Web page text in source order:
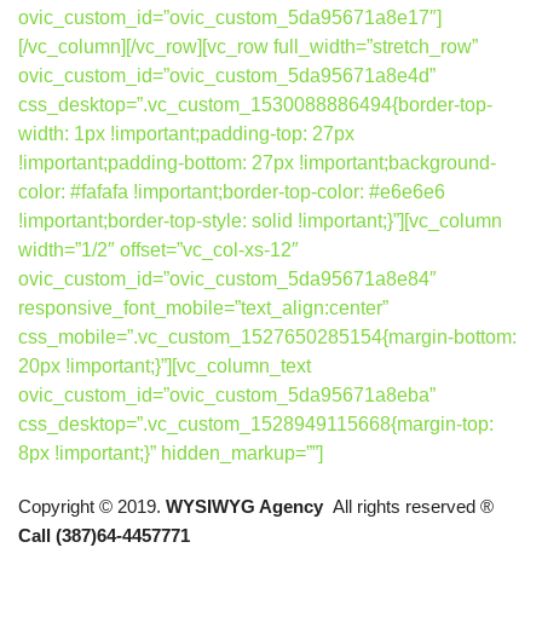
ovic_custom_id=”ovic_custom_5da95671a8e17″]
[/vc_column][/vc_row][vc_row full_width=”stretch_row”
ovic_custom_id=”ovic_custom_5da95671a8e4d”
css_desktop=”.vc_custom_1530088886494{border-top-
width: 1px !important;padding-top: 27px
!important;padding-bottom: 27px !important;background-
color: #fafafa !important;border-top-color: #e6e6e6
!important;border-top-style: solid !important;}”][vc_column
width=”1/2″ offset=”vc_col-xs-12″
ovic_custom_id=”ovic_custom_5da95671a8e84″
responsive_font_mobile=”text_align:center”
css_mobile=”.vc_custom_1527650285154{margin-bottom:
20px !important;}”][vc_column_text
ovic_custom_id=”ovic_custom_5da95671a8eba”
css_desktop=”.vc_custom_1528949115668{margin-top:
8px !important;}” hidden_markup=””]
Copyright © 2019. WYSIWYG Agency All rights reserved ®
Call (387)64-4457771